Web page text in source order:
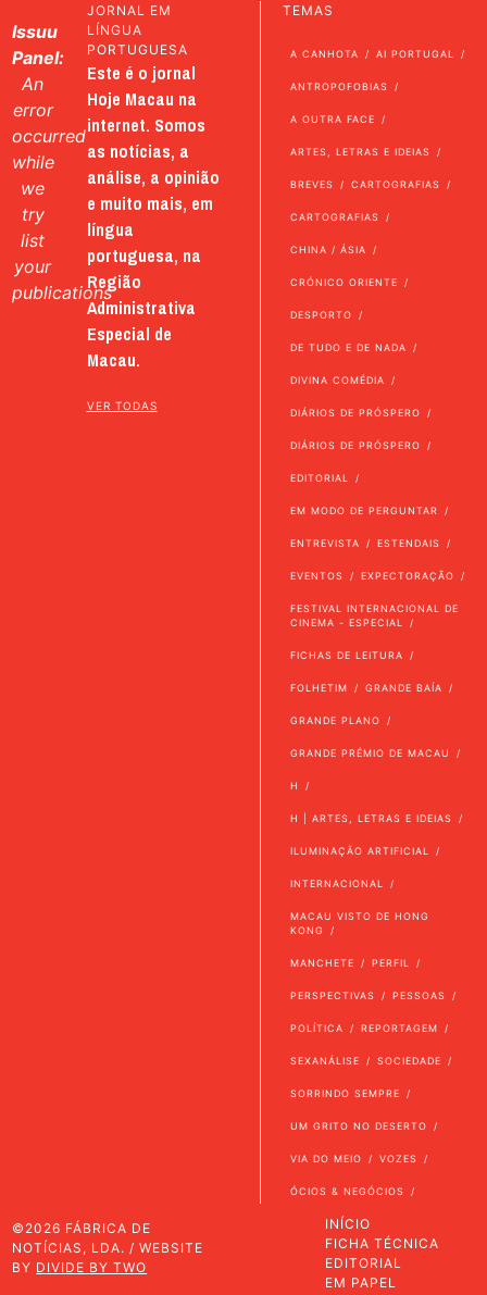
Issuu
Panel:
An
error
occurred
while
we
try
list
your
publications
JORNAL EM
LÍNGUA
PORTUGUESA
Este é o jornal
Hoje Macau na
internet. Somos
as notícias, a
análise, a opinião
e muito mais, em
língua
portuguesa, na
Região
Administrativa
Especial de
Macau.
VER TODAS
TEMAS
A CANHOTA AI PORTUGAL
ANTROPOFOBIAS
A OUTRA FACE
ARTES, LETRAS E IDEIAS
BREVES CARTOGRAFIAS
CARTOGRAFIAS
CHINA / ÁSIA
CRÓNICO ORIENTE
DESPORTO
DE TUDO E DE NADA
DIVINA COMÉDIA
DIÁRIOS DE PRÓSPERO
DIÁRIOS DE PRÓSPERO
EDITORIAL
EM MODO DE PERGUNTAR
ENTREVISTA ESTENDAIS
EVENTOS EXPECTORAÇÃO
FESTIVAL INTERNACIONAL DE
CINEMA - ESPECIAL
FICHAS DE LEITURA
FOLHETIM GRANDE BAÍA
GRANDE PLANO
GRANDE PRÉMIO DE MACAU
H
H | ARTES, LETRAS E IDEIAS
ILUMINAÇÃO ARTIFICIAL
INTERNACIONAL
MACAU VISTO DE HONG
KONG
MANCHETE PERFIL
PERSPECTIVAS PESSOAS
POLÍTICA REPORTAGEM
SEXANÁLISE SOCIEDADE
SORRINDO SEMPRE
UM GRITO NO DESERTO
VIA DO MEIO VOZES
ÓCIOS & NEGÓCIOS
©2026 FÁBRICA DE
NOTÍCIAS, LDA. / WEBSITE
BY DIVIDE BY TWO
INÍCIO
FICHA TÉCNICA
EDITORIAL
EM PAPEL